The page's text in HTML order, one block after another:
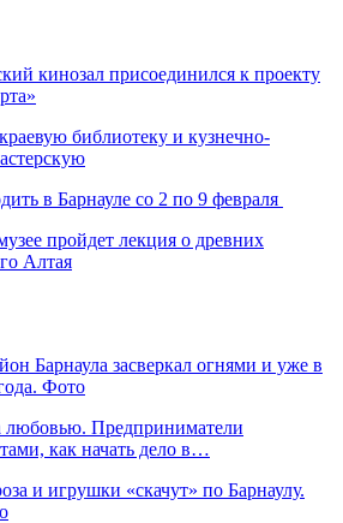
кинозал присоединился к проекту
библиотеку и кузнечно-
в Барнауле со 2 по 9 февраля
пройдет лекция о древних
Алтая
Барнаула засверкал огнями и уже в
Фото
любовью. Предприниматели
как начать дело в…
и игрушки «скачут» по Барнаулу.